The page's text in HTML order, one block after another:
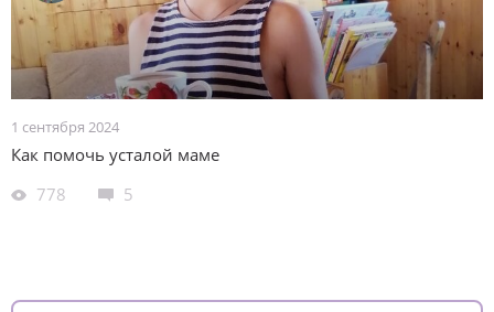
1 сентября 2024
Как помочь усталой маме
778
5